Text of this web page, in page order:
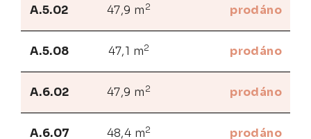
A.5.02 47,9 m 2 prodáno
A.5.08 47,1 m2 prodáno
A.6.02 47,9 m 2 prodáno
A.6.07 48,4 m2 prodáno